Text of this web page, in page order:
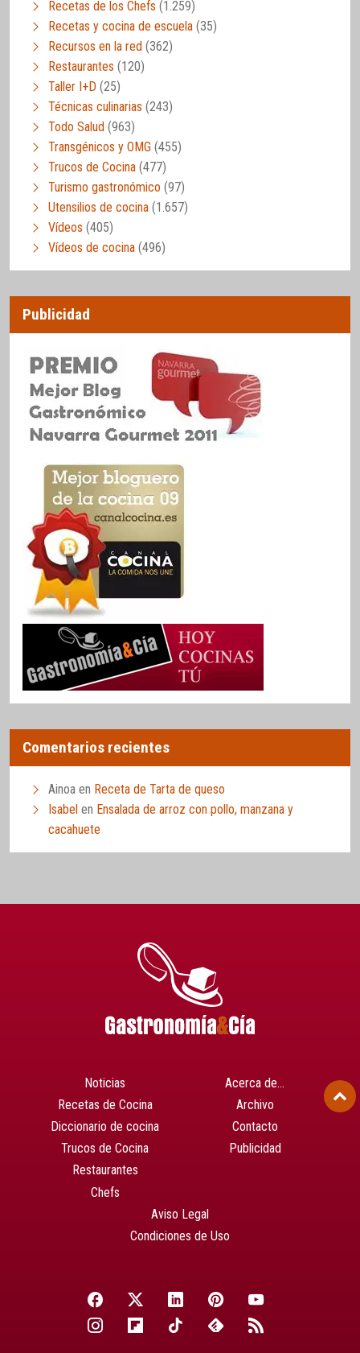
Recetas de los Chefs (1.259)
Recetas y cocina de escuela (35)
Recursos en la red (362)
Restaurantes (120)
Taller I+D (25)
Técnicas culinarias (243)
Todo Salud (963)
Transgénicos y OMG (455)
Trucos de Cocina (477)
Turismo gastronómico (97)
Utensilios de cocina (1.657)
Vídeos (405)
Vídeos de cocina (496)
Publicidad
Comentarios recientes
Ainoa en Receta de Tarta de queso
Isabel en Ensalada de arroz con pollo, manzana y
cacahuete
Noticias
Recetas de Cocina
Diccionario de cocina
Trucos de Cocina
Restaurantes
Chefs
Acerca de…
Archivo
Contacto
Publicidad
Aviso Legal
Condiciones de Uso